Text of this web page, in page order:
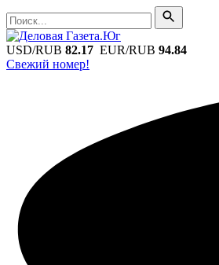
Поиск
Поиск
USD/RUB 82.17 EUR/RUB 94.84
Свежий номер!